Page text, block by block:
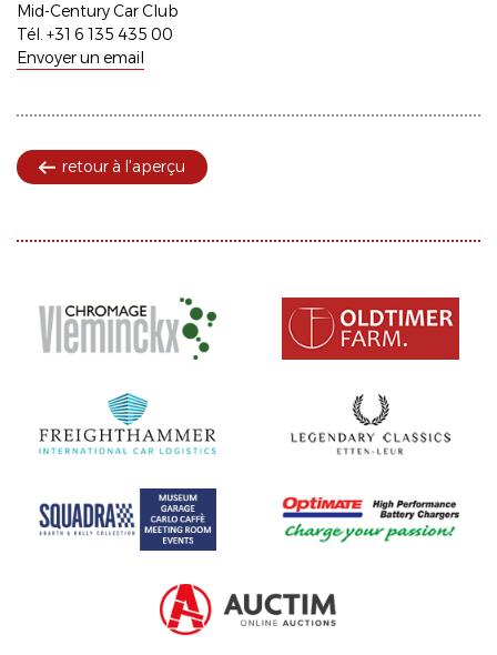
Mid-Century Car Club
Tél. +31 6 135 435 00
Envoyer un email
retour à l'aperçu